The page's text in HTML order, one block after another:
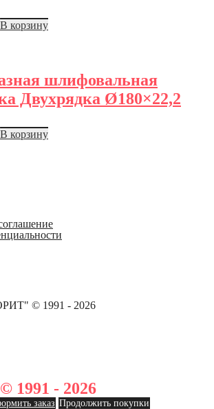
В корзину
шлифовальная
Двухрядка Ø180×22,2
В корзину
© 1991 - 2026
- 2026
заказ Продолжить покупки